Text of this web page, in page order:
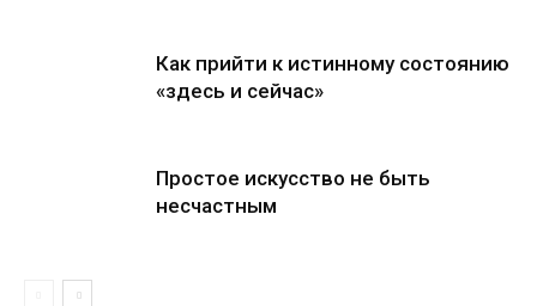
Как прийти к истинному состоянию
«здесь и сейчас»
Простое искусство не быть
несчастным